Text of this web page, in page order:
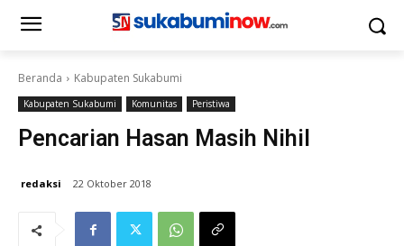
Beranda Kabupaten Sukabumi
Kabupaten Sukabumi Komunitas Peristiwa
Pencarian Hasan Masih Nihil
redaksi 22 Oktober 2018